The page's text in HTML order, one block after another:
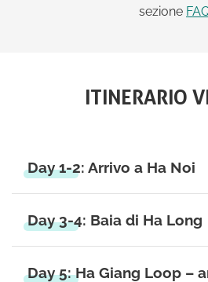
sezione
ITINERARIO
Day 1-2: Arrivo a Ha Noi
Day 3-4: Baia di Ha Long
Day 5: Ha Giang Loop –